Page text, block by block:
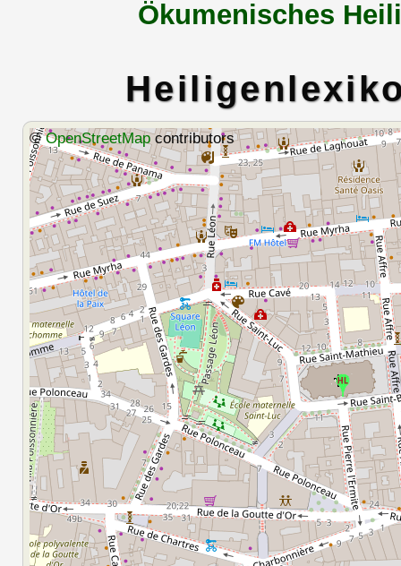
Ökumenisches
©OpenStreetMapcontributors